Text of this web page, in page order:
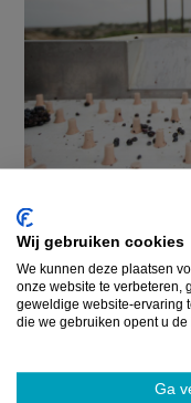
Wij gebruiken cookies
We kunnen deze plaatsen
onze website te verbeteren,
geweldige website-ervaring
die we gebruiken opent u de
Ga
EU wil
laten
De Europese